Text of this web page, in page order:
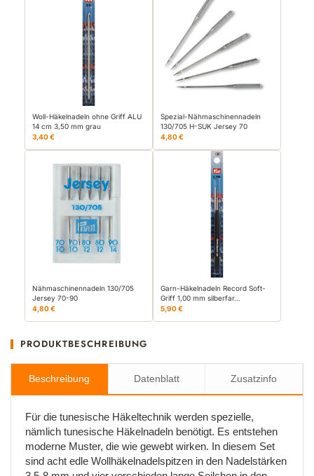
Woll-Häkelnadeln ohne Griff ALU
14 cm 3,50 mm grau
3,40 €
Spezial-Nähmaschinennadeln
130/705 H-SUK Jersey 70
4,80 €
Nähmaschinennadeln 130/705
Jersey 70-90
4,80 €
Garn-Häkelnadeln Record Soft-
Griff 1,00 mm silberfar…
5,90 €
PRODUKTBESCHREIBUNG
Beschreibung Datenblatt Zusatzinfo
Für die tunesische Häkeltechnik werden spezielle,
nämlich tunesische Häkelnadeln benötigt. Es entstehen
moderne Muster, die wie gewebt wirken. In diesem Set
sind acht edle Wollhäkelnadelspitzen in den Nadelstärken